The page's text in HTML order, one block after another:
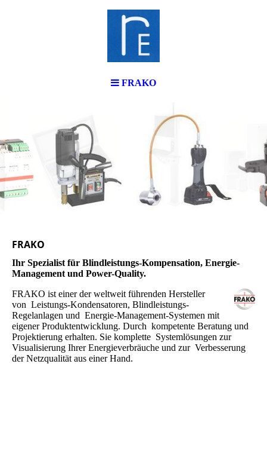
FRAKO
FRAKO
Ihr Spezialist für Blindleistungs-Kompensation, Energie-
Management und Power-Quality.
FRAKO ist einer der weltweit führenden Hersteller
von Leistungs-Kondensatoren, Blindleistungs-
Regelanlagen und Energie-Management-Systemen mit
eigener Produktentwicklung. Durch kompetente Beratung und
Projektierung erhalten. Sie komplette Systemlösungen zur
Visualisierung Ihrer Energieverbräuche und zur Verbesserung
der Netzqualität aus einer Hand.